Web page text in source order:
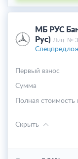
МБ РУС
Рус) Лиц. №
Первый взнос
Cумма
Полная стоимость
Скрыть